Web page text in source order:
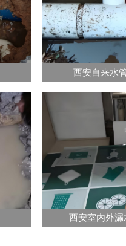
西安自来水
西安室内外